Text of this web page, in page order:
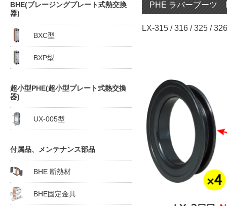
PHE ラバーブーツ
LX-315 / 316 / 325 /
BHE(ブレージングプレート式熱交換
器)
BXC型
BXP型
超小型PHE(超小型プレート式熱交換
器)
UX-005型
付属品、メンテナンス部品
BHE 断熱材
BHE固定金具